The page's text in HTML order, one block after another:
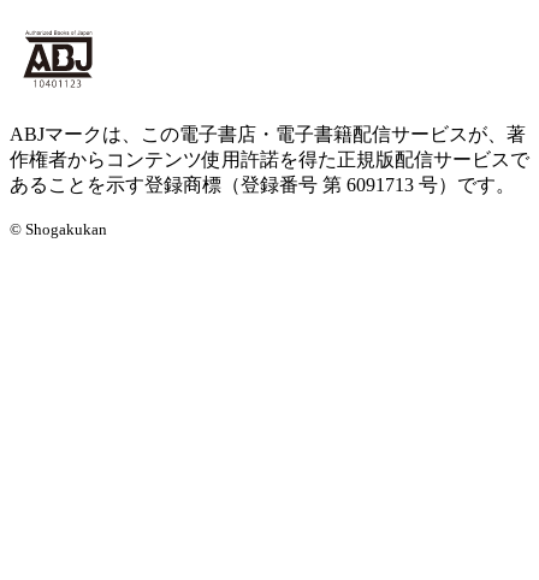
ABJマークは、この電子書店・電子書籍配信サービスが、著
作権者からコンテンツ使用許諾を得た正規版配信サービスで
あることを示す登録商標（登録番号 第 6091713 号）です。
© Shogakukan